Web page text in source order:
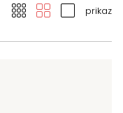
prikaz